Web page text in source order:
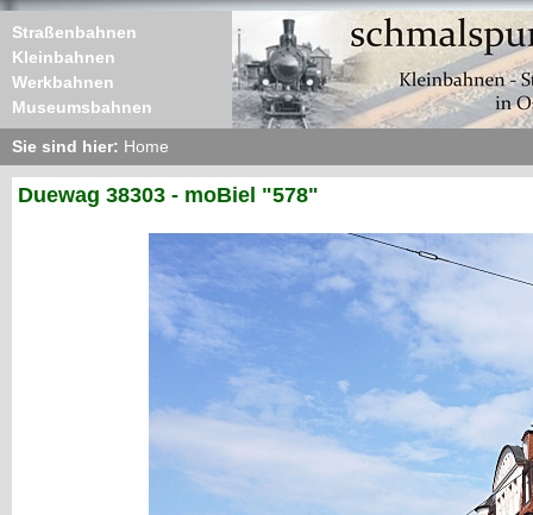
Straßenbahnen
Kleinbahnen
Werkbahnen
Museumsbahnen
Sie sind hier: Home
Duewag 38303 - moBiel "578"